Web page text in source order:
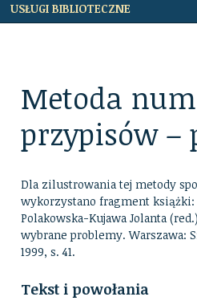
USŁUGI BIBLIOTECZNE
Metoda
przypisów –
Dla zilustrowania tej metody
wykorzystano fragment książki:
Polakowska-Kujawa Jolanta
wybrane problemy. Warszawa:
1999, s. 41.
Tekst i powołania